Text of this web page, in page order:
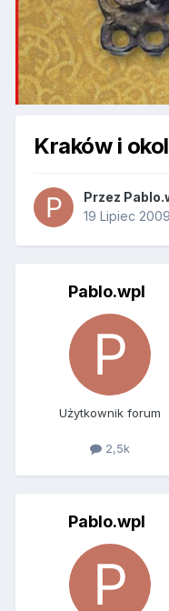
Kraków i
Przez
19 Lipiec 2009
Pablo.wpl
Użytkownik forum
2,5k
Pablo.wpl